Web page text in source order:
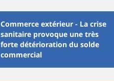
Commerce extérieur - La crise
sanitaire provoque une très
forte détérioration du solde
commercial